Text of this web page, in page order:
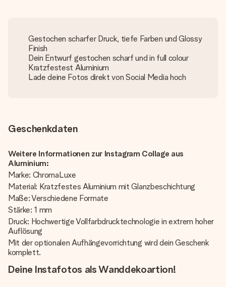
Gestochen scharfer Druck, tiefe Farben und Glossy
Finish
Dein Entwurf gestochen scharf und in full colour
Kratzfestest Aluminium
Lade deine Fotos direkt von Social Media hoch
Geschenkdaten
Weitere Informationen zur Instagram Collage aus
Aluminium:
Marke: ChromaLuxe
Material: Kratzfestes Aluminium mit Glanzbeschichtung
Maße: Verschiedene Formate
Stärke: 1 mm
Druck: Hochwertige Vollfarbdrucktechnologie in extrem hoher
Auflösung
Mit der optionalen Aufhängevorrichtung wird dein Geschenk
komplett.
Deine Instafotos als Wanddekoartion!